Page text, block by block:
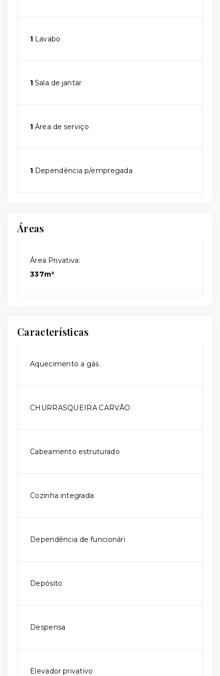
1 Lavabo
1 Sala de jantar
1 Área de serviço
1 Dependência p/empregada
Áreas
Área Privativa:
337m²
Características
Aquecimento a gás
CHURRASQUEIRA CARVÃO
Cabeamento estruturado
Cozinha integrada
Dependência de funcionári
Depósito
Despensa
Elevador privativo